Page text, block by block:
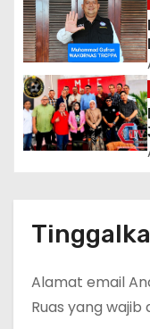
Alamat email
Ruas yang wajib